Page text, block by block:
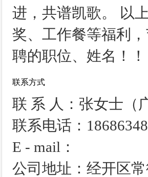
进，共谱凯歌。 以
奖、工作餐等福利
聘的职位、姓名！！
联系方式
联 系 人：张女士（
联系电话：
E - mail：
公司地址：经开区